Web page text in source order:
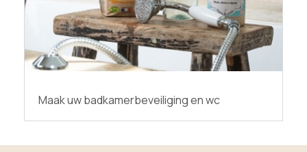
Maak uw badkamerbeveiliging en wc